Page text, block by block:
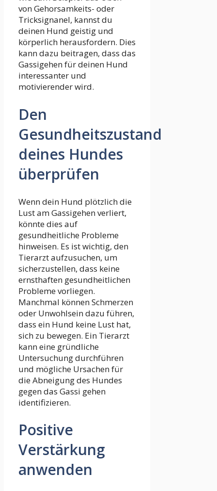
von Gehorsamkeits- oder
Tricksignanel, kannst du
deinen Hund geistig und
körperlich herausfordern. Dies
kann dazu beitragen, dass das
Gassigehen für deinen Hund
interessanter und
motivierender wird.
Den
Gesundheitszustand
deines Hundes
überprüfen
Wenn dein Hund plötzlich die
Lust am Gassigehen verliert,
könnte dies auf
gesundheitliche Probleme
hinweisen. Es ist wichtig, den
Tierarzt aufzusuchen, um
sicherzustellen, dass keine
ernsthaften gesundheitlichen
Probleme vorliegen.
Manchmal können Schmerzen
oder Unwohlsein dazu führen,
dass ein Hund keine Lust hat,
sich zu bewegen. Ein Tierarzt
kann eine gründliche
Untersuchung durchführen
und mögliche Ursachen für
die Abneigung des Hundes
gegen das Gassi gehen
identifizieren.
Positive
Verstärkung
anwenden